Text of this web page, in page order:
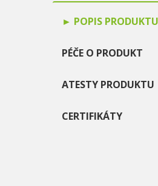
POPIS PRODUKTU
PÉČE O PRODUKT
ATESTY PRODUKTU
CERTIFIKÁTY